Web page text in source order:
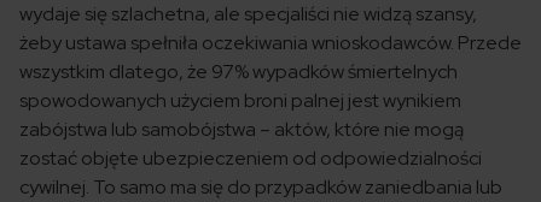
wydaje się szlachetna, ale specjaliści nie widzą szansy,
żeby ustawa spełniła oczekiwania wnioskodawców. Przede
wszystkim dlatego, że 97% wypadków śmiertelnych
spowodowanych użyciem broni palnej jest wynikiem
zabójstwa lub samobójstwa – aktów, które nie mogą
zostać objęte ubezpieczeniem od odpowiedzialności
cywilnej. To samo ma się do przypadków zaniedbania lub